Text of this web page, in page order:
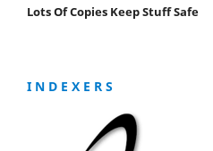
Lots Of Copies Keep Stuff Safe
I N D E X E R S